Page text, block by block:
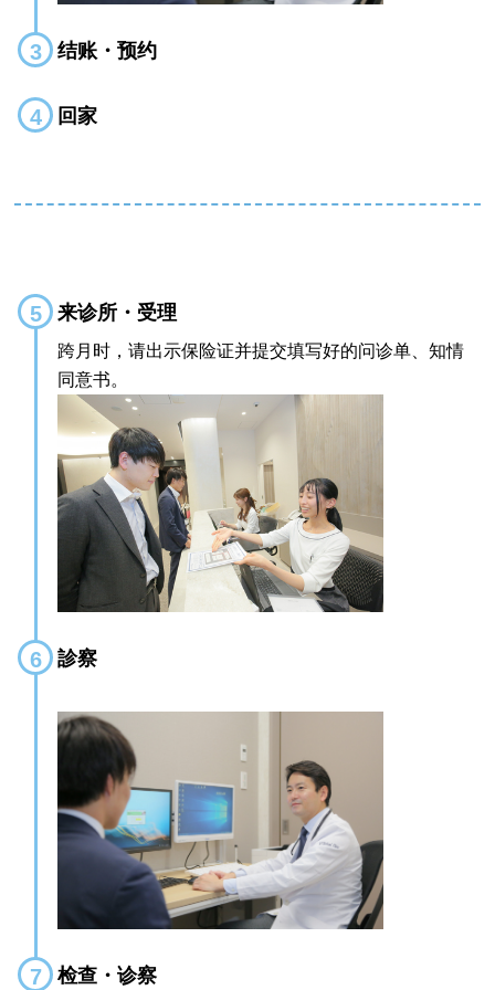
结账・预约
回家
来诊所・受理
跨月时，请出示保险证并提交填写好的问诊单、知情
同意书。
診察
检查・诊察